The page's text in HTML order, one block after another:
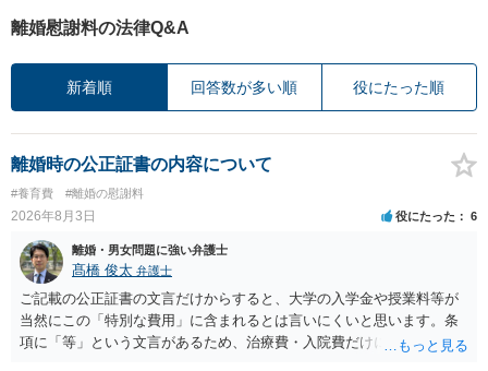
離婚慰謝料の法律Q&A
新着順 回答数が多い順 役にたった順
離婚時の公正証書の内容について
#養育費 #離婚の慰謝料
2026年8月3日 役にたった 6
離婚・男女問題に強い弁護士
髙橋 俊太 弁護士
ご記載の公正証書の文言だけからすると、大学の入学金や授業料等が
当然にこの「特別な費用」に含まれるとは言いにくいと思います。条
項に「等」という文言があるため、治療費・入院費だけに限定される